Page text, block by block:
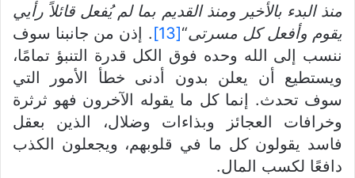
منذ البدء بالأخير ومنذ القديم بما لم يُفعل قائلاً رأيي
يقوم وأفعل كل مسرتى“
[13]
. إذن من جانبنا سوف
ننسب إلى الله وحده فوق الكل قدرة التنبؤ تمامًا،
ويستطيع أن يعلن بدون أدنى خطأ الأمور التي
سوف تحدث. إنما كل ما يقوله الآخرون فهو ثرثرة
وخرافات العجائز وبذاءات وضلال، الذين بعقل
فاسد يقولون كل ما في قلوبهم، ويجعلون الكذب
دافعًا لكسب المال.